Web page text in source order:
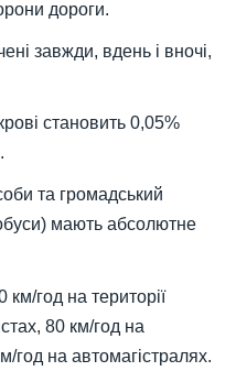
дороги.
завжди, вдень і вночі,
становить 0,05%
та громадський
мають абсолютне
год на території
80 км/год на
год на автомагістралях.